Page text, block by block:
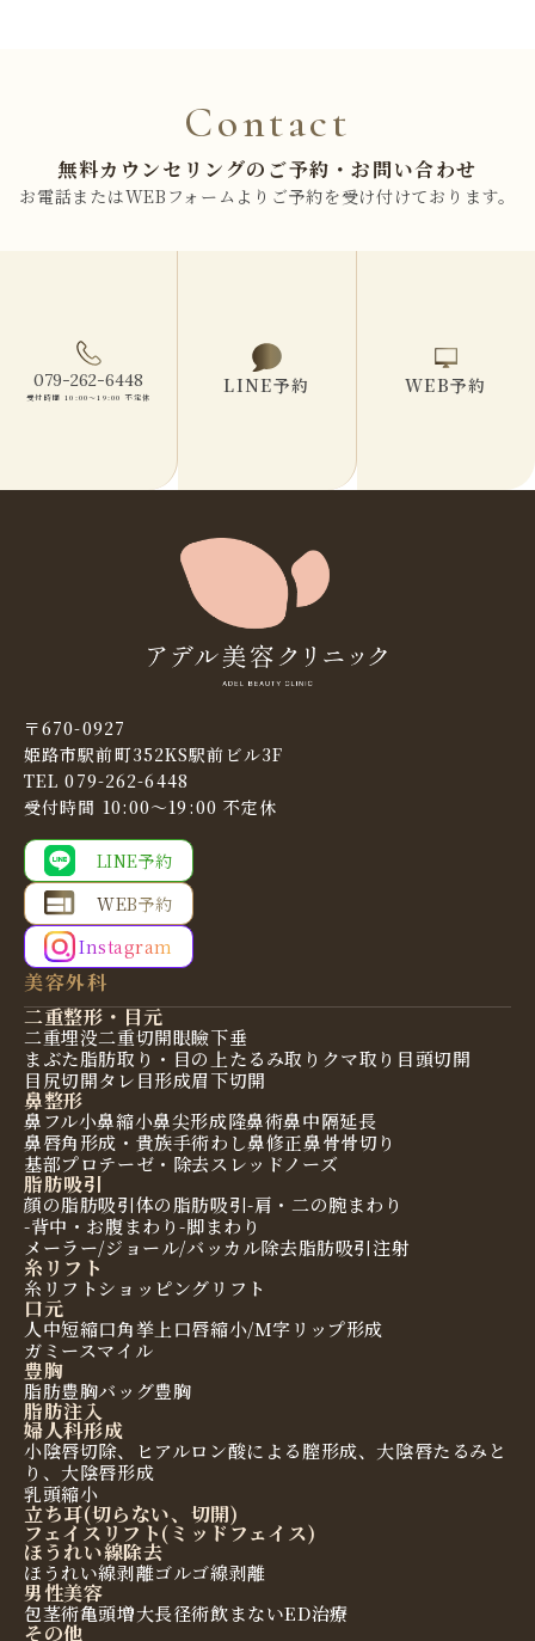
Contact
無料カウンセリングのご予約・お問い合わせ
お電話またはWEBフォームよりご予約を受け付けております。
079-262-6448
受付時間 10:00〜19:00 不定休
LINE予約 WEB予約
〒670-0927
姫路市駅前町352KS駅前ビル3F
TEL 079-262-6448
受付時間 10:00〜19:00 不定休
LINE予約
WEB予約
Instagram
美容外科
二重整形・目元
二重埋没二重切開眼瞼下垂
まぶた脂肪取り・目の上たるみ取り クマ取り 目頭切開
目尻切開タレ目形成眉下切開
鼻整形
鼻フル小鼻縮小鼻尖形成隆鼻術鼻中隔延長
鼻唇角形成・貴族手術わし鼻修正鼻骨骨切り
基部プロテーゼ・除去スレッドノーズ
脂肪吸引
顔の脂肪吸引体の脂肪吸引-肩・二の腕まわり
-背中・お腹まわり-脚まわり
メーラー/ジョール/バッカル除去脂肪吸引注射
糸リフト
糸リフト ショッピングリフト
口元
人中短縮口角挙上口唇縮小/M字リップ形成
ガミースマイル
豊胸
脂肪豊胸バッグ豊胸
脂肪注入
婦人科形成
小陰唇切除、ヒアルロン酸による膣形成、大陰唇たるみと
り、大陰唇形成
乳頭縮小
立ち耳(切らない、切開)
フェイスリフト(ミッドフェイス)
ほうれい線除去
ほうれい線剥離ゴルゴ線剥離
男性美容
包茎術亀頭増大長径術飲まないED治療
その他